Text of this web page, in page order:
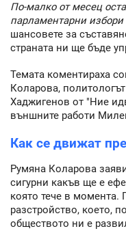
По-малко от месец
парламентарни
шансовете за
страната ни ще бъде
Темата коментираха
Коларова,
Хаджигенов от "Ние
външните работи
Как се движат
Румяна Коларова
сигурни какъв ще е
която тече в момента.
разстройство, което,
обществото ни е